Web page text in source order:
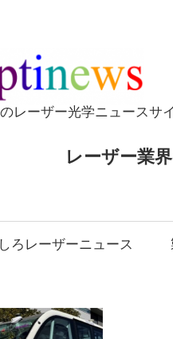
レーザー光学ニュースサ
レーザー業
ろレーザーニュース